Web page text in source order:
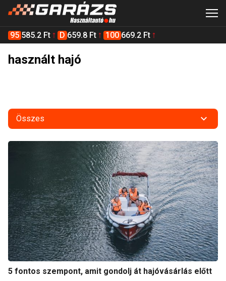
95 585.2 Ft D 659.8 Ft 100 669.2 Ft
használt hajó
Összes
5 fontos szempont, amit gondolj át hajóvásárlás előtt